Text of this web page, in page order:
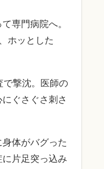
専門病院へ。
ホッとした
で撃沈。医師の
にぐさぐさ刺さ
身体がバグった
片足突っ込み